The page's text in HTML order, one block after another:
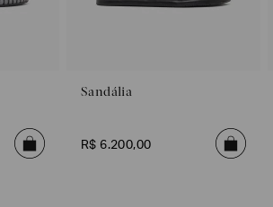
Sandália
R$ 6.200,00